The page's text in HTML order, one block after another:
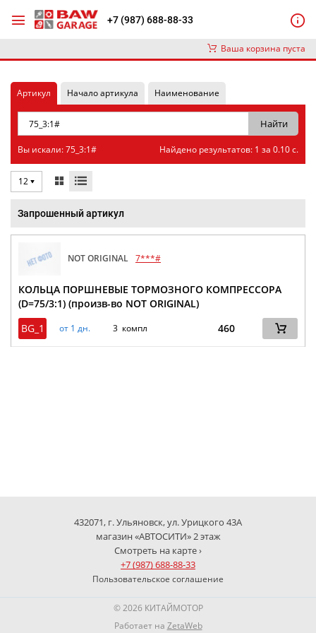
+7 (987) 688-88-33
Ваша корзина пуста
Артикул Начало артикула Наименование
Вы искали: 75_3:1# Найдено результатов: 1 за 0.10 с.
12
Запрошенный артикул
NOT ORIGINAL 7***#
КОЛЬЦА ПОРШНЕВЫЕ ТОРМОЗНОГО КОМПРЕССОРА
(D=75/3:1) (произв-во NOT ORIGINAL)
BG_1
от 1 дн. 3 компл 460
432071, г. Ульяновск, ул. Урицкого 43А
магазин «АВТОСИТИ» 2 этаж
Смотреть на карте ›
+7 (987) 688-88-33
Пользовательское соглашение
© 2026 КИТАЙМОТОР
Работает на ZetaWeb